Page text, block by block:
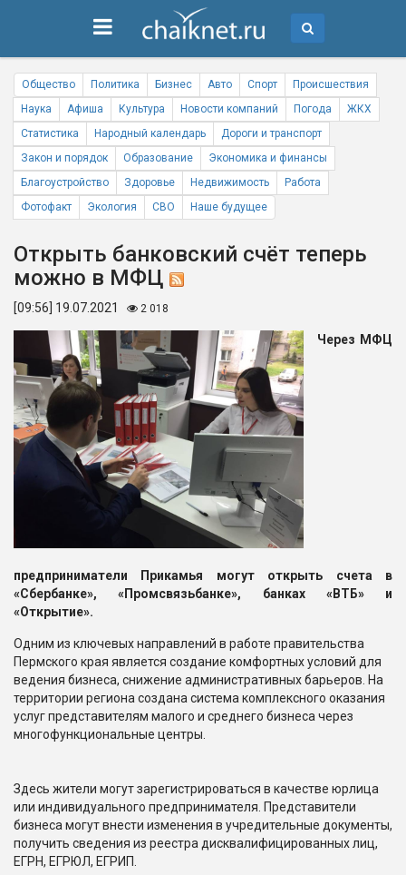
Общество Политика Бизнес Авто Спорт
Происшествия
Наука
Афиша Культура Новости компаний Погода
ЖКХ
Статистика
Народный календарь
Дороги и транспорт
Закон и порядок
Образование
Экономика и финансы
Благоустройство
Здоровье Недвижимость
Работа
Фотофакт
Экология СВО Наше будущее
Открыть банковский счёт теперь
можно в МФЦ
[09:56] 19.07.2021 2 018
Через МФЦ
предприниматели Прикамья могут открыть счета в
«Сбербанке», «Промсвязьбанке», банках «ВТБ» и
«Открытие».
Одним из ключевых направлений в работе правительства
Пермского края является создание комфортных условий для
ведения бизнеса, снижение административных барьеров. На
территории региона создана система комплексного оказания
услуг представителям малого и среднего бизнеса через
многофункциональные центры.
Здесь жители могут зарегистрироваться в качестве юрлица
или индивидуального предпринимателя. Представители
бизнеса могут внести изменения в учредительные документы,
получить сведения из реестра дисквалифицированных лиц,
ЕГРН, ЕГРЮЛ, ЕГРИП.